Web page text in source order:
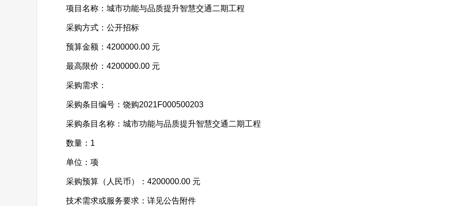
项目名称：城市功能与品质提升智慧交通二期工程
采购方式：公开招标
预算金额：4200000.00 元
最高限价：4200000.00 元
采购需求：
采购条目编号：饶购2021F000500203
采购条目名称：城市功能与品质提升智慧交通二期工程
数量：1
单位：项
采购预算（人民币）：4200000.00 元
技术需求或服务要求：详见公告附件